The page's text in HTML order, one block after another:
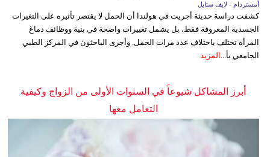
أمستردام - لايف ستايل
كشفت دراسة حديثة أجريت في هولندا أن الحمل لا يقتصر تأثيره على التغيرات
الجسدية المعروفة فقط، بل يشمل تغييرات واضحة في بنية ووظائف دماغ
المرأة تختلف باختلاف عدد مرات الحمل. وأجرى الباحثون في المركز الطبي
الجامعي بأ... المزيد
أبرز المشاكل شيوعاً في السنوات الأولى من الزواج وكيفية
التعامل معها